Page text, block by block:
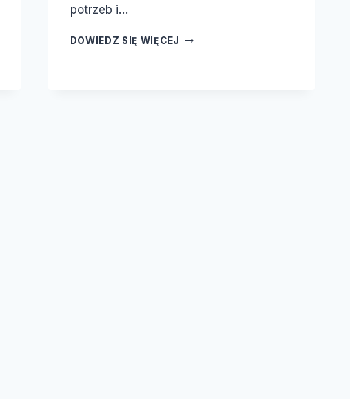
potrzeb i…
DOWIEDZ SIĘ WIĘCEJ